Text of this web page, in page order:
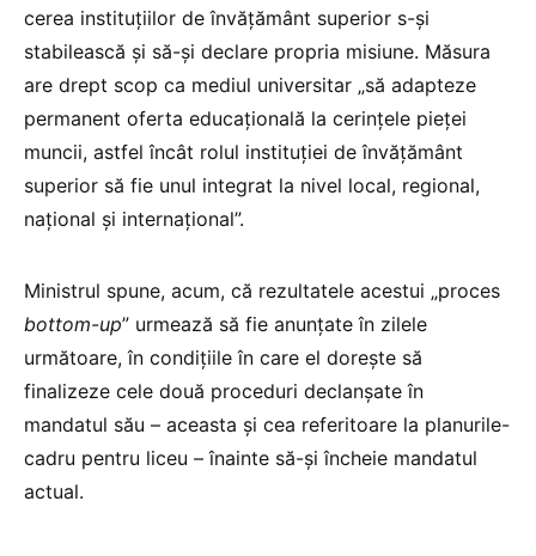
cerea instituțiilor de învățământ superior s-și
stabilească și să-și declare propria misiune. Măsura
are drept scop ca mediul universitar „să adapteze
permanent oferta educațională la cerințele pieței
muncii, astfel încât rolul instituției de învățământ
superior să fie unul integrat la nivel local, regional,
național și internațional”.
Ministrul spune, acum, că rezultatele acestui „proces
bottom-up” urmează să fie anunțate în zilele
următoare, în condițiile în care el dorește să
finalizeze cele două proceduri declanșate în
mandatul său – aceasta și cea referitoare la planurile-
cadru pentru liceu – înainte să-și încheie mandatul
actual.